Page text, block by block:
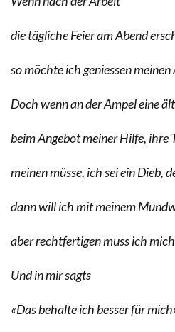
die tägliche Feier am Abend
so möchte ich geniessen
Doch wenn an der Ampel eine
beim Angebot meiner Hilfe, ihre
meinen müsse, ich sei ein Dieb,
dann will ich mit meinem
aber rechtfertigen muss ich
Und in mir sagts
«Das behalte ich besser für